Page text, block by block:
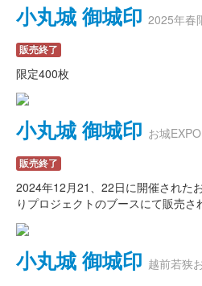
小丸城 御城印 2025年春
販売終了
限定400枚
小丸城 御城印 お城
販売終了
2024年12月21、22日に開催された
りプロジェクトのブースにて販売さ
小丸城 御城印 越前若狭